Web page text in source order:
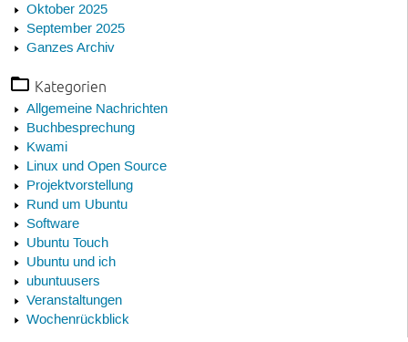
Oktober 2025
September 2025
Ganzes Archiv
Kategorien
Allgemeine Nachrichten
Buchbesprechung
Kwami
Linux und Open Source
Projektvorstellung
Rund um Ubuntu
Software
Ubuntu Touch
Ubuntu und ich
ubuntuusers
Veranstaltungen
Wochenrückblick